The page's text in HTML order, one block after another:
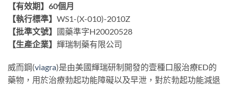
【有效期】60個月
【執行標準】 WS1-(X-010)-2010Z
【批準文號】 國藥準字H20020528
【生產企業】 輝瑞制藥有限公司
威而鋼(viagra)是由美國輝瑞研制開發的壹種口服治療ED的
藥物，用於治療勃起功能障礙以及早泄，對於勃起功能減退